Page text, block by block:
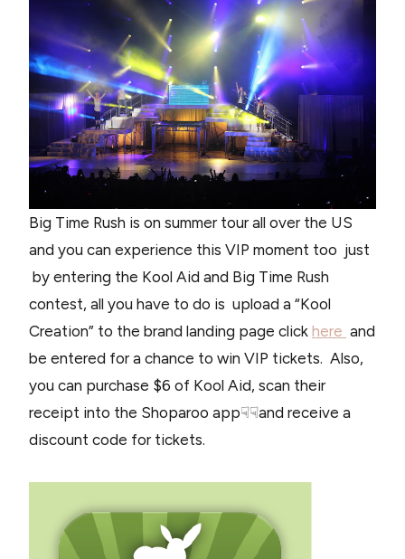
Big Time Rush is on summer tour all over the US
and you can experience this VIP moment too just
by entering the Kool Aid and Big Time Rush
contest, all you have to do is upload a “Kool
Creation” to the brand landing page click here and
be entered for a chance to win VIP tickets. Also,
you can purchase $6 of Kool Aid, scan their
receipt into the Shoparoo app☟☟and receive a
discount code for tickets.